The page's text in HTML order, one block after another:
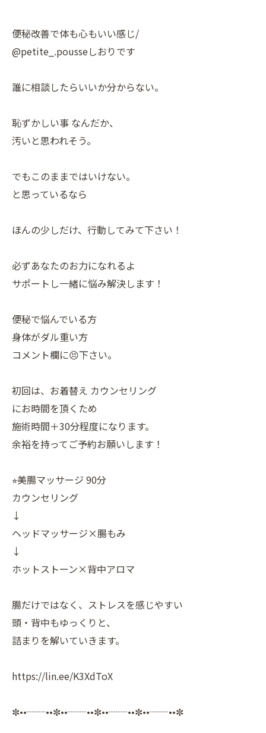
便秘改善で体も心もいい感じ/
@petite_.pousseしおりです
誰に相談したらいいか分からない。
恥ずかしい事 なんだか、
汚いと思われそう。
でもこのままではいけない。
と思っているなら
ほんの少しだけ、行動してみて下さい！
必ずあなたのお力になれるよ
サポートし一緒に悩み解決します！
便秘で悩んでいる方
身体がダル重い方
コメント欄に😣下さい。
初回は、お着替え カウンセリング
にお時間を頂くため
施術時間＋30分程度になります。
余裕を持ってご予約お願いします！
⭐︎美腸マッサージ 90分
カウンセリング
↓
ヘッドマッサージ×腸もみ
↓
ホットストーン×背中アロマ
腸だけではなく、ストレスを感じやすい
頭・背中もゆっくりと、
詰まりを解いていきます。
https://lin.ee/K3XdToX
✼••┈┈••✼••┈┈••✼••┈┈••✼••┈┈••✼